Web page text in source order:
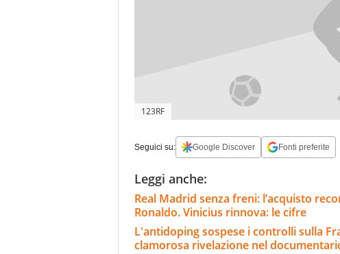
123RF
Seguici su: Google Discover Fonti preferite
Leggi anche:
Real Madrid senza freni: l’acquisto
Ronaldo. Vinicius rinnova: le cifre
L'antidoping sospese i controlli sulla
clamorosa rivelazione nel